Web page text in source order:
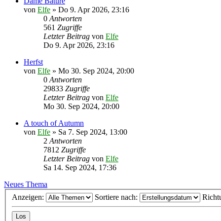
von Elfe » Do 9. Apr 2026, 23:16
0 Antworten
561 Zugriffe
Letzter Beitrag von Elfe
Do 9. Apr 2026, 23:16
Herfst
von Elfe » Mo 30. Sep 2024, 20:00
0 Antworten
29833 Zugriffe
Letzter Beitrag von Elfe
Mo 30. Sep 2024, 20:00
A touch of Autumn
von Elfe » Sa 7. Sep 2024, 13:00
2 Antworten
7812 Zugriffe
Letzter Beitrag von Elfe
Sa 14. Sep 2024, 17:36
Neues Thema
Anzeigen:
Sortiere nach: